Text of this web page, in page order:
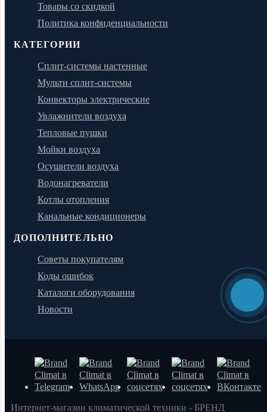
Товары со скидкой
Политика конфиденциальности
КАТЕГОРИИ
Сплит-системы настенные
Мульти сплит-системы
Конвекторы электрические
Увлажнители воздуха
Тепловые пушки
Мойки воздуха
Осушители воздуха
Водонагреватели
Котлы отопления
Канальные кондиционеры
ДОПОЛНИТЕЛЬНО
Советы покупателям
Коды ошибок
Каталоги оборудования
Новости
Интернет-магазин климатической техники - БРЕНД